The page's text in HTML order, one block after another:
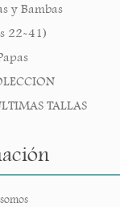
y Bambas
22-41)
TALLAS